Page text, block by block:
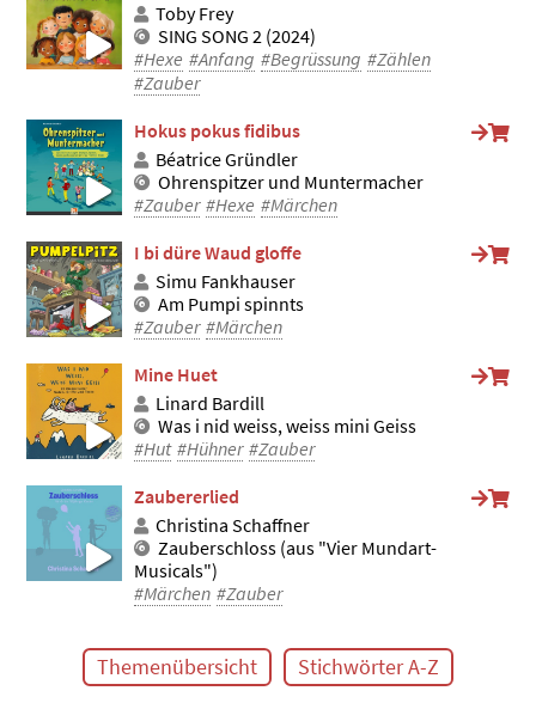
Toby Frey
SING SONG 2 (2024)
#Hexe #Anfang #Begrüssung #Zählen
#Zauber
Hokus pokus fidibus
Béatrice Gründler
Ohrenspitzer und Muntermacher
#Zauber #Hexe #Märchen
I bi düre Waud gloffe
Simu Fankhauser
Am Pumpi spinnts
#Zauber #Märchen
Mine Huet
Linard Bardill
Was i nid weiss, weiss mini Geiss
#Hut #Hühner #Zauber
Zaubererlied
Christina Schaffner
Zauberschloss (aus "Vier Mundart-
Musicals")
#Märchen #Zauber
Themenübersicht Stichwörter A-Z